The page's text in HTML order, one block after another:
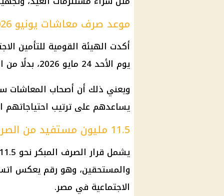
موعد صرف معاشات يونيو 2026
يوم الأحد 24 مايو 2026، بدلًا من الموعد المعتاد في أول يونيو.
ويعني ذلك أن أصحاب المعاشات
يساعدهم على ترتيب احتياجاتهم
11.5 مليون مستفيد من الصرف
والمستحقين، وهو رقم يعكس
الاجتماعية في مصر.